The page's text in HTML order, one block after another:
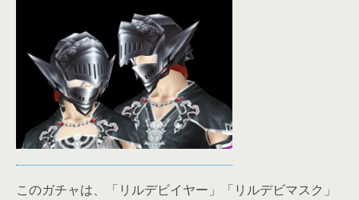
このガチャは、「リルデビイヤー」「リルデビマスク」